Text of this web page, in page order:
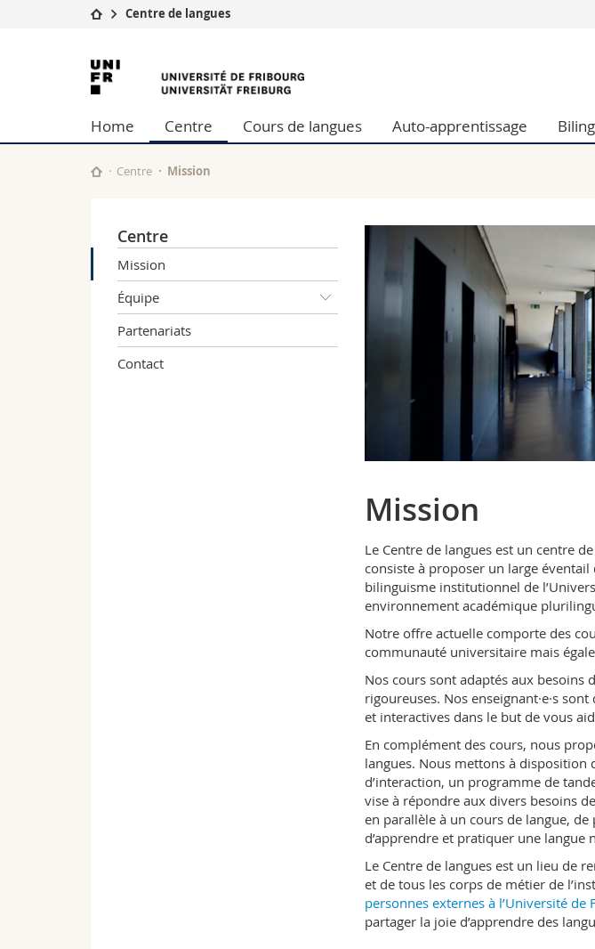
Université
Recherche
Université
Formation continue
Sciences économiques et sociales et
Lettres et sciences humaines
Centre de langues
Université
de
Fribourg
Home Centre Cours de langues Auto-apprentissage
Centre Mission
Centre
Mission
Équipe
Partenariats
Contact
Mission
Le Centre de langues est un centre
consiste à proposer un large
bilinguisme institutionnel de
environnement académique
Notre offre actuelle comporte des
communauté universitaire mais
Nos cours sont adaptés aux besoins
rigoureuses. Nos enseignant·e·s
et interactives dans le but de vous
En complément des cours, nous
langues. Nous mettons à disposition
d’interaction, un programme de
vise à répondre aux divers besoins
en parallèle à un cours de langue,
d’apprendre et pratiquer une langue
Le Centre de langues est un lieu de
et de tous les corps de métier de
personnes externes à l’Université de
partager la joie d’apprendre des